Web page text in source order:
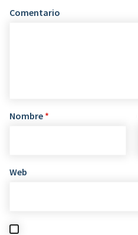
Comentario
Nombre *
Web